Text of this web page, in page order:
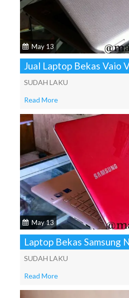
May 13
Jual Laptop Bekas Vaio
SUDAH LAKU
Read More
May 13
Laptop Bekas Samsung
SUDAH LAKU
Read More